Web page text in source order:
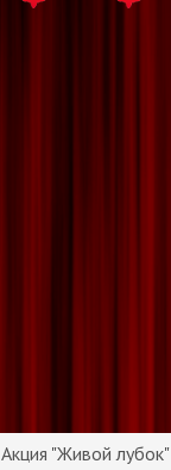
Акция "Живой лубок"